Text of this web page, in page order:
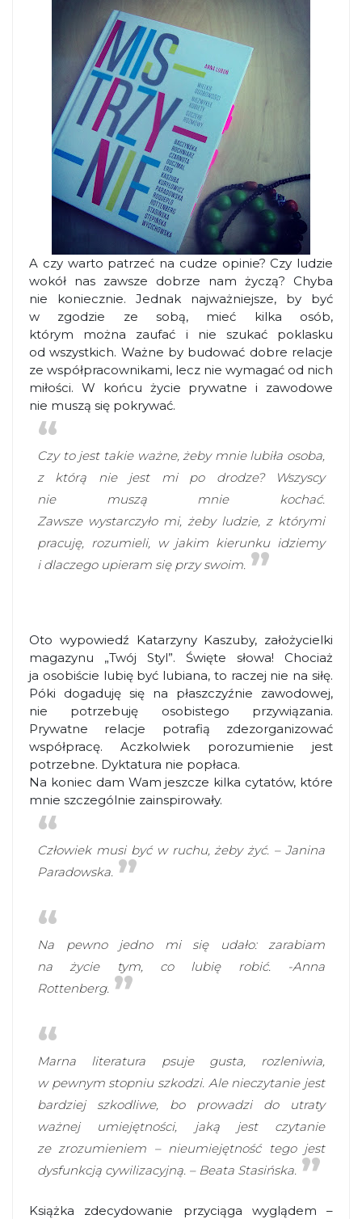
A czy warto patrzeć na cudze opinie? Czy ludzie
wokół nas zawsze dobrze nam życzą? Chyba
nie koniecznie. Jednak najważniejsze, by być
w zgodzie ze sobą, mieć kilka osób,
którym można zaufać i nie szukać poklasku
od wszystkich. Ważne by budować dobre relacje
ze współpracownikami, lecz nie wymagać od nich
miłości. W końcu życie prywatne i zawodowe
nie muszą się pokrywać.
Czy to jest takie ważne, żeby mnie lubiła osoba,
z którą nie jest mi po drodze? Wszyscy
nie muszą mnie kochać.
Zawsze wystarczyło mi, żeby ludzie, z którymi
pracuję, rozumieli, w jakim kierunku idziemy
i dlaczego upieram się przy swoim.
Oto wypowiedź Katarzyny Kaszuby, założycielki
magazynu „Twój Styl”. Święte słowa! Chociaż
ja osobiście lubię być lubiana, to raczej nie na siłę.
Póki dogaduję się na płaszczyźnie zawodowej,
nie potrzebuję osobistego przywiązania.
Prywatne relacje potrafią zdezorganizować
współpracę. Aczkolwiek porozumienie jest
potrzebne. Dyktatura nie popłaca.
Na koniec dam Wam jeszcze kilka cytatów, które
mnie szczególnie zainspirowały.
Człowiek musi być w ruchu, żeby żyć. – Janina
Paradowska.
Na pewno jedno mi się udało: zarabiam
na życie tym, co lubię robić. -Anna
Rottenberg.
Marna literatura psuje gusta, rozleniwia,
w pewnym stopniu szkodzi. Ale nieczytanie jest
bardziej szkodliwe, bo prowadzi do utraty
ważnej umiejętności, jaką jest czytanie
ze zrozumieniem – nieumiejętność tego jest
dysfunkcją cywilizacyjną. – Beata Stasińska.
Książka zdecydowanie przyciąga wyglądem –